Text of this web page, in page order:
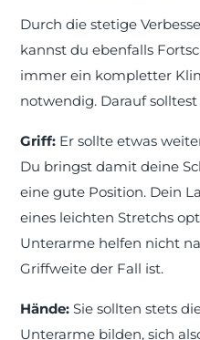
Durch die stetige
kannst du ebenfalls
immer ein kompletter
notwendig. Darauf
Griff: Er sollte etwas
Du bringst damit deine
eine gute Position. Dein
eines leichten Stretchs
Unterarme helfen nicht
Griffweite der Fall ist.
Hände: Sie sollten stets
Unterarme bilden, sich